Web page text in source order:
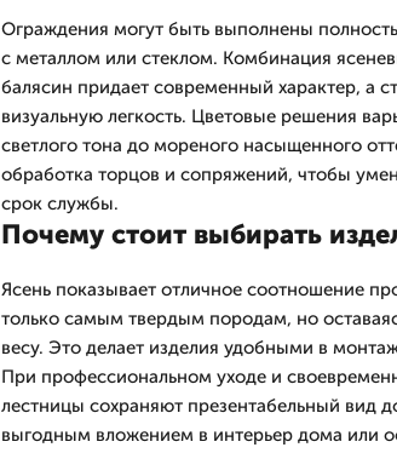
Ограждения могут быть выполнены
с металлом или стеклом. Комбинация
балясин придает современный характер, а
визуальную легкость. Цветовые решения
светлого тона до мореного насыщенного
обработка торцов и сопряжений, чтобы
срок службы.
Почему стоит выбирать
Ясень показывает отличное соотношение
только самым твердым породам, но
весу. Это делает изделия удобными в
При профессиональном уходе и
лестницы сохраняют презентабельный вид
выгодным вложением в интерьер дома или